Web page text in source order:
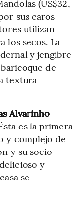
(US$32,
sus caros
utilizan
los secos. La
y jengibre
de
textura
Alvarinho
es la primera
y complejo de
y su socio
y
se